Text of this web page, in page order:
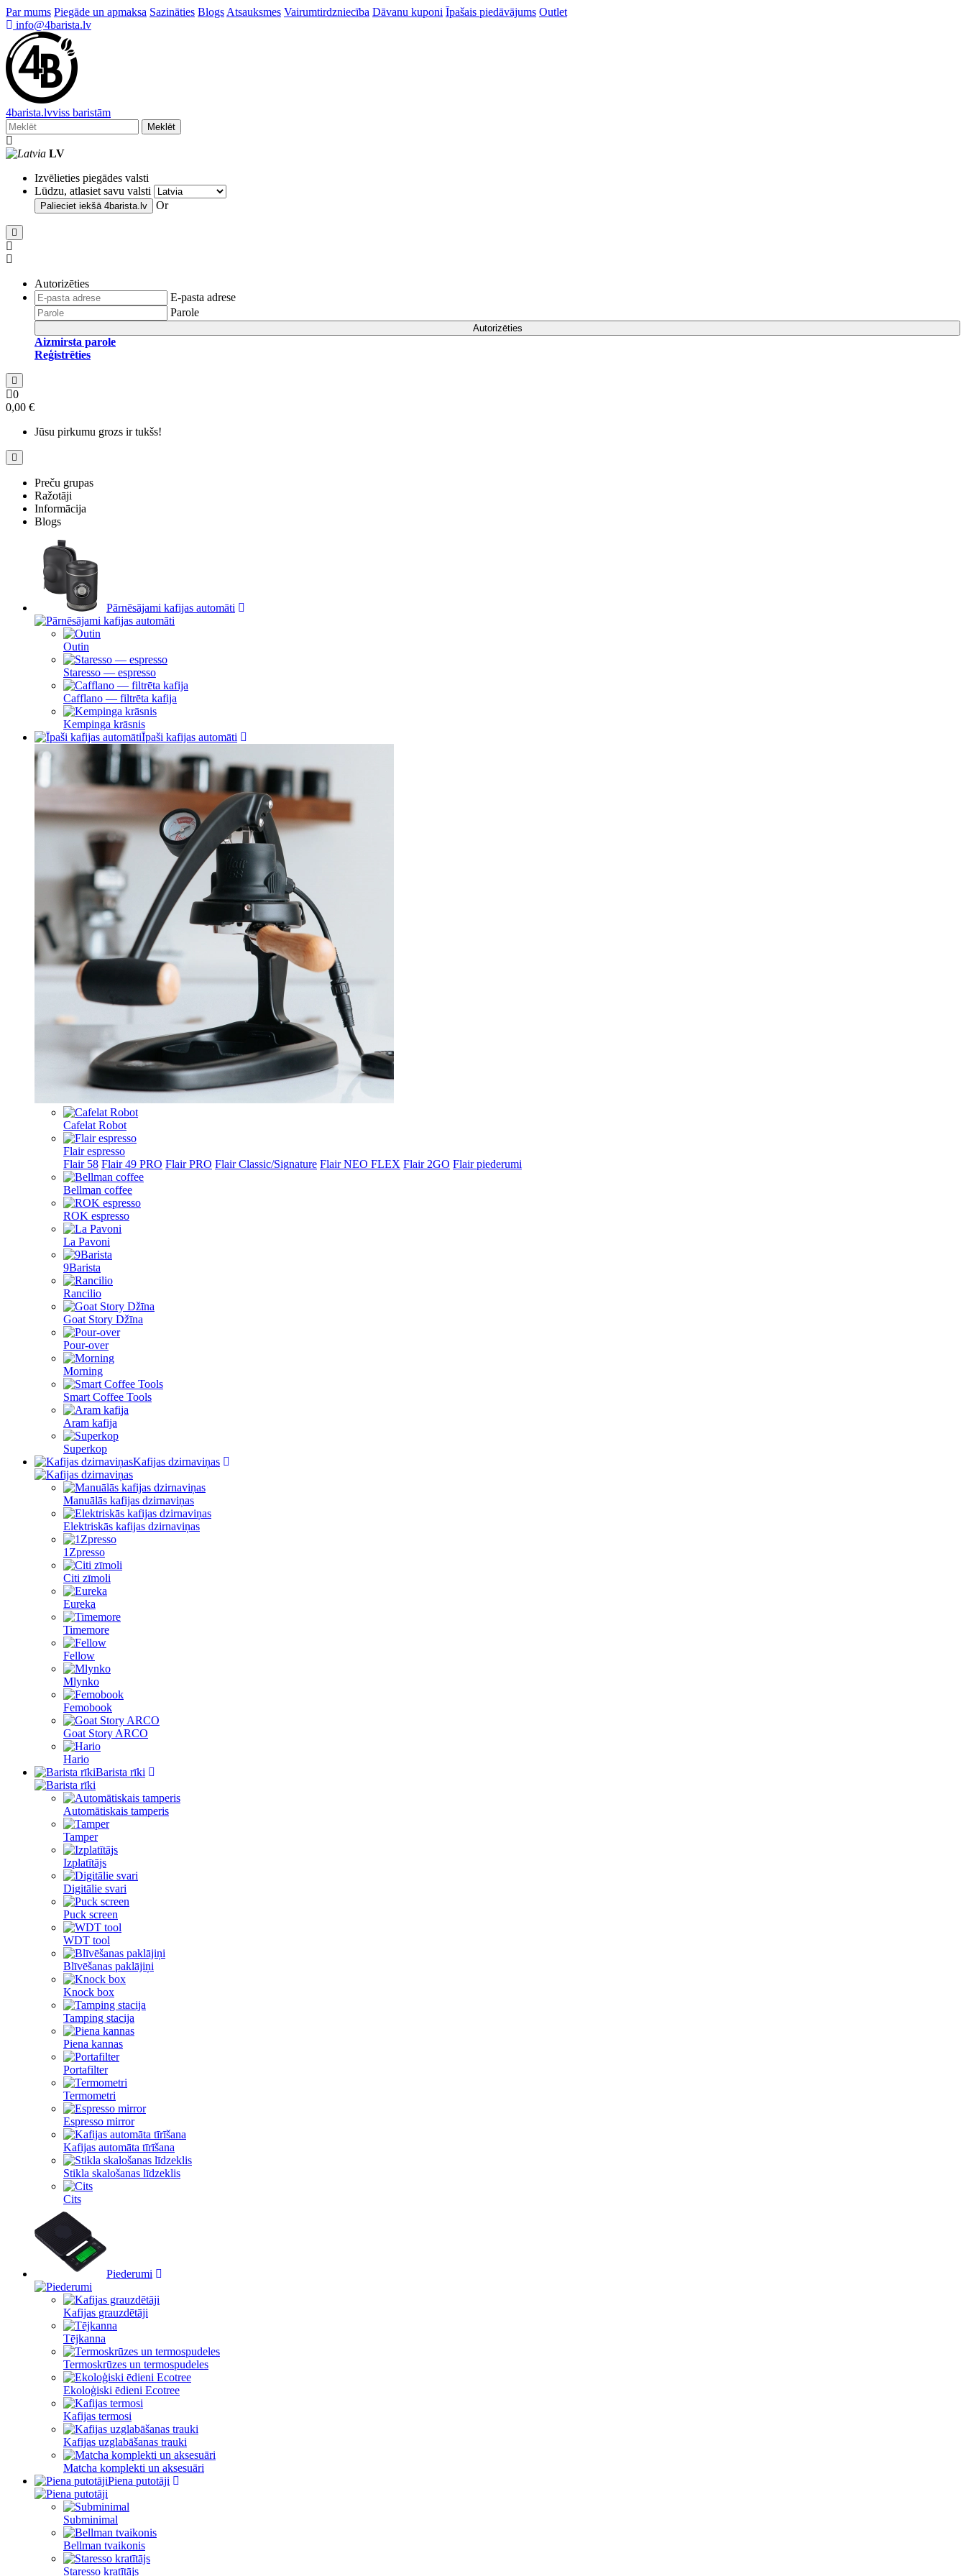
Par mums Piegāde un apmaksa Sazināties Blogs Atsauksmes Vairumtirdzniecība Dāvanu kuponi Īpašais piedāvājums Outlet
info@4barista.lv
4barista.lvviss baristām
Meklēt
LV
Izvēlieties piegādes valsti
Lūdzu, atlasiet savu valsti
Palieciet iekšā 4barista.lv Or
Autorizēties
E-pasta adrese
Parole
Autorizēties
Aizmirsta parole
Reģistrēties
0
0,00 €
Jūsu pirkumu grozs ir tukšs!
Preču grupas
Ražotāji
Informācija
Blogs
Pārnēsājami kafijas automāti
Outin
Staresso — espresso
Cafflano — filtrēta kafija
Kempinga krāsnis
Īpaši kafijas automāti
Cafelat Robot
Flair espresso
Flair 58 Flair 49 PRO Flair PRO Flair Classic/Signature Flair NEO FLEX Flair 2GO Flair piederumi
Bellman coffee
ROK espresso
La Pavoni
9Barista
Rancilio
Goat Story Džīna
Pour-over
Morning
Smart Coffee Tools
Aram kafija
Superkop
Kafijas dzirnaviņas
Manuālās kafijas dzirnaviņas
Elektriskās kafijas dzirnaviņas
1Zpresso
Citi zīmoli
Eureka
Timemore
Fellow
Mlynko
Femobook
Goat Story ARCO
Hario
Barista rīki
Automātiskais tamperis
Tamper
Izplatītājs
Digitālie svari
Puck screen
WDT tool
Blīvēšanas paklājiņi
Knock box
Tamping stacija
Piena kannas
Portafilter
Termometri
Espresso mirror
Kafijas automāta tīrīšana
Stikla skalošanas līdzeklis
Cits
Piederumi
Kafijas grauzdētāji
Tējkanna
Termoskrūzes un termospudeles
Ekoloģiski ēdieni Ecotree
Kafijas termosi
Kafijas uzglabāšanas trauki
Matcha komplekti un aksesuāri
Piena putotāji
Subminimal
Bellman tvaikonis
Staresso kratītājs